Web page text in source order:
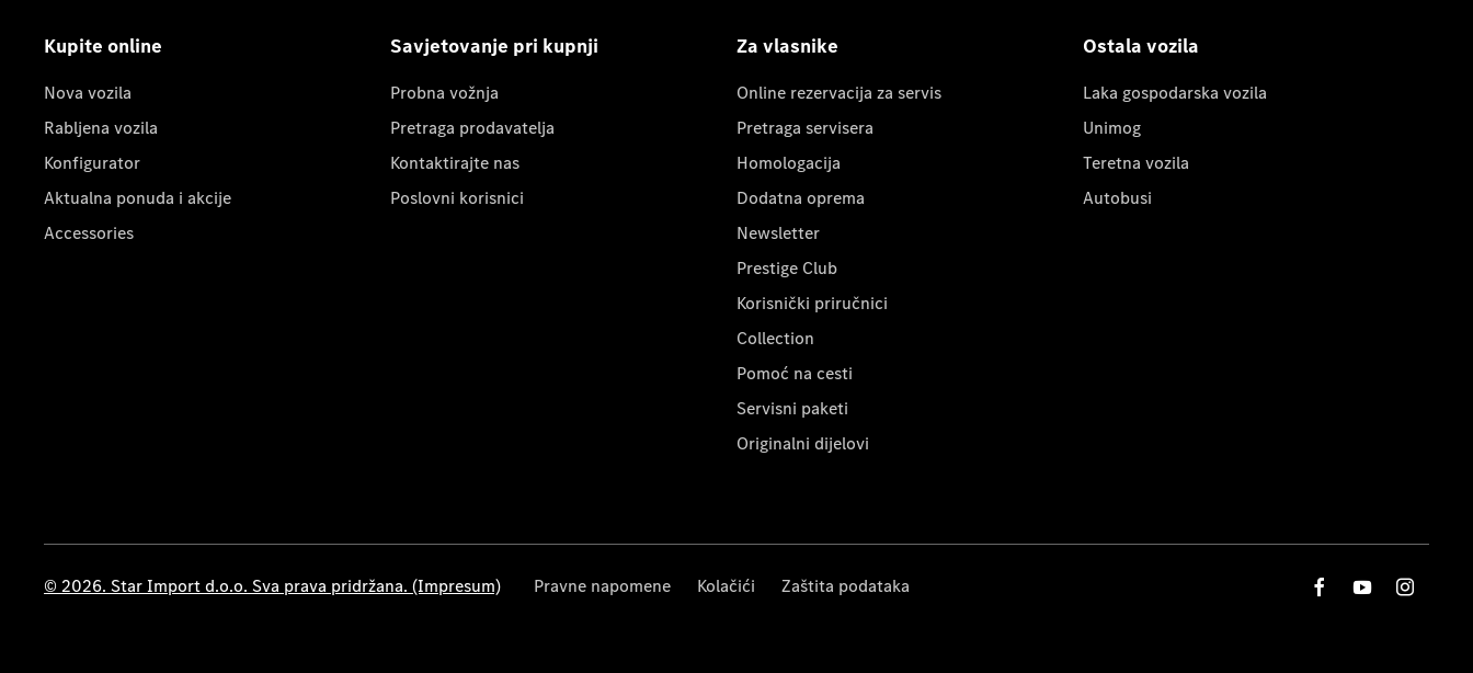
Kupite online
Nova vozila
Rabljena vozila
Konfigurator
Aktualna ponuda i akcije
Accessories
Savjetovanje pri kupnji
Probna vožnja
Pretraga prodavatelja
Kontaktirajte nas
Poslovni korisnici
Za vlasnike
Online rezervacija za servis
Pretraga servisera
Homologacija
Dodatna oprema
Newsletter
Prestige Club
Korisnički priručnici
Collection
Pomoć na cesti
Servisni paketi
Originalni dijelovi
Ostala vozila
Laka gospodarska vozila
Unimog
Teretna vozila
Autobusi
© 2026. Star Import d.o.o. Sva prava pridržana. (Impresum) Pravne napomene Kolačići Zaštita podataka